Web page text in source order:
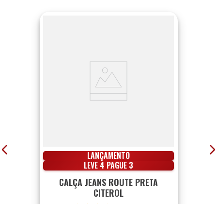
LANÇAMENTO
LEVE 4 PAGUE 3
CALÇA JEANS ROUTE PRETA
CITEROL